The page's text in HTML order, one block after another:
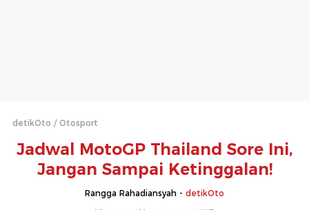
detikOto Otosport
Jadwal MotoGP Thailand Sore Ini,
Jangan Sampai Ketinggalan!
Rangga Rahadiansyah - detikOto